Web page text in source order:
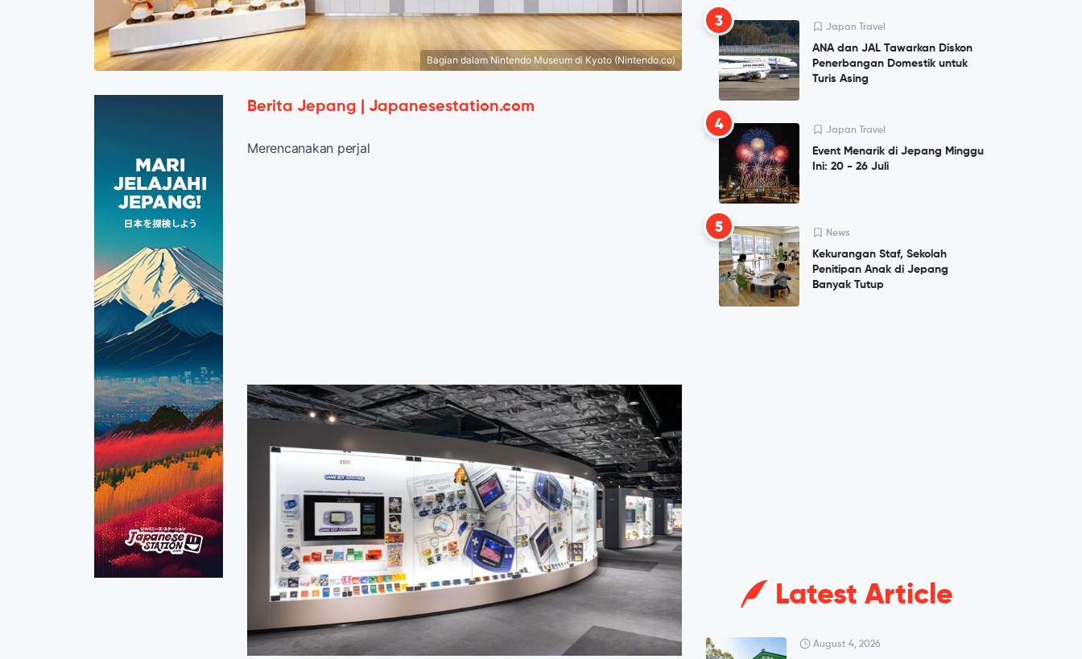
Bagian dalam Nintendo Museum di Kyoto (Nintendo.co)
Berita Jepang | Japanesestation.com
Merencanakan perjal
3 Japan Travel
ANA dan JAL Tawarkan Diskon
Penerbangan Domestik untuk
Turis Asing
4 Japan Travel
Event Menarik di Jepang Minggu
Ini: 20 - 26 Juli
5 News
Kekurangan Staf, Sekolah
Penitipan Anak di Jepang
Banyak Tutup
Latest Article
August 4, 2026